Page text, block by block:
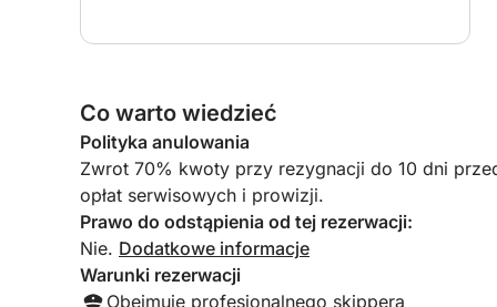
Ciesz się ponadczasowymi wrażeniami:
• Paddleboarding na kotwicy
• Relaks przy zachodzie słońca
• Odkrywanie ekskluzywnych zatoczek
Delektuj się aperitifem w towarzyskiej i
• Wybór drinków na pokładzie
• Napoje bezalkoholowe i schłodzone
• Aperitif premium w cenie
Co warto wiedzieć
Polityka anulowania
Zwrot 70% kwoty przy rezygnacji do 10 dni
opłat serwisowych i prowizji.
Prawo do odstąpienia od tej rezerwacji:
Nie. Dodatkowe informacje
Warunki rezerwacji
Obejmuje profesjonalnego skippera